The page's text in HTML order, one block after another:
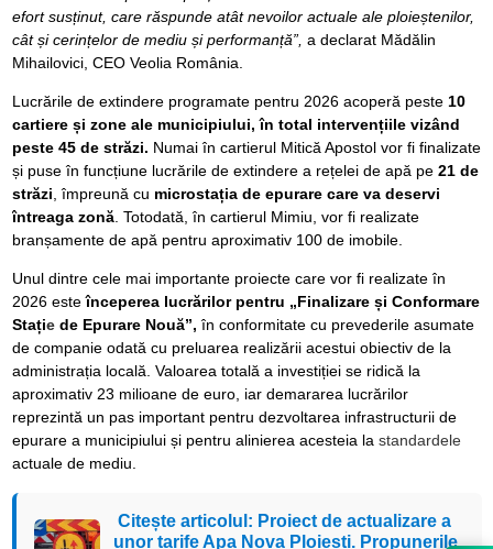
efort susținut, care răspunde atât nevoilor actuale ale ploieștenilor,
cât și cerințelor de mediu și performanță”, a declarat Mădălin
Mihailovici, CEO Veolia România.
Lucrările de extindere programate pentru 2026 acoperă peste 10
cartiere și zone ale municipiului, în total intervențiile vizând
peste 45 de străzi. Numai în cartierul Mitică Apostol vor fi finalizate
și puse în funcțiune lucrările de extindere a rețelei de apă pe 21 de
străzi, împreună cu microstația de epurare care va deservi
întreaga zonă. Totodată, în cartierul Mimiu, vor fi realizate
branșamente de apă pentru aproximativ 100 de imobile.
Unul dintre cele mai importante proiecte care vor fi realizate în
2026 esteînceperea lucrărilor pentru „Finalizare și Conformare
Stațiede Epurare Nouă”, în conformitate cu prevederile asumate
de companie odată cu preluarea realizării acestui obiectiv de la
administrația locală. Valoarea totală a investiției se ridică la
aproximativ 23 milioane de euro, iar demararea lucrărilor
reprezintă un pas important pentru dezvoltarea infrastructurii de
epurare a municipiului și pentru alinierea acesteia la standardele
actuale de mediu.
Citește articolul: Proiect de actualizare a
unor tarife Apa Nova Ploiești. Propunerile